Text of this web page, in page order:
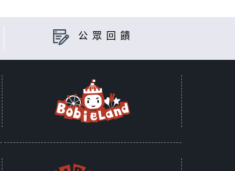
公眾回饋